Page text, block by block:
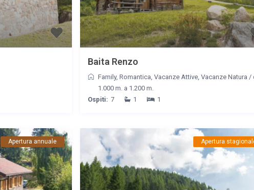
Baita Renzo
Family,Romantica ,Vacanze Attive ,Vacanze Natura /
1.000 m. a 1.200 m.
Ospiti: 7 1 1
Apertura annuale Apertura